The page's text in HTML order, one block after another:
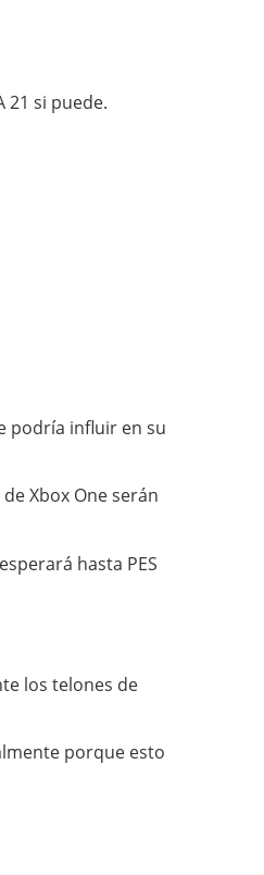
21 si puede.
podría influir en su
Xbox One serán
hasta PES
los telones de
porque esto